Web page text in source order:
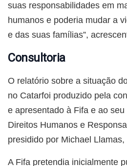
suas responsabilidades em
humanos e poderia mudar a
e das suas famílias”,
Consultoria
O relatório sobre a situação
no Catarfoi produzido pela
e apresentado à Fifa e ao
Direitos Humanos e
presidido por Michael
A Fifa pretendia inicialmente